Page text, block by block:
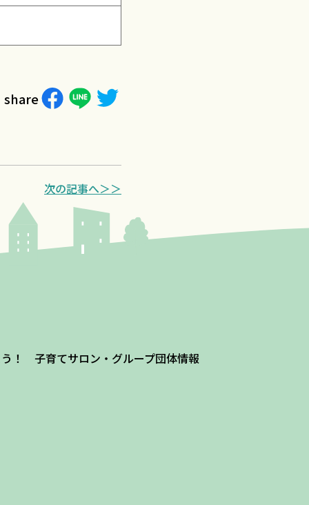
share
次の記事へ＞＞
！ 子育てサロン・グループ団体情報